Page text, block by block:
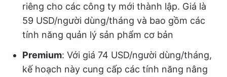
riêng cho các công ty mới thành lập. Giá là
59 USD/người dùng/tháng và bao gồm các
tính năng quản lý sản phẩm cơ bản
Premium: Với giá 74 USD/người dùng/tháng,
kế hoạch này cung cấp các tính năng nâng